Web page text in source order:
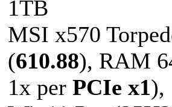
1TB
MSI x570
(610.88), RAM
1x per PCIe x1),